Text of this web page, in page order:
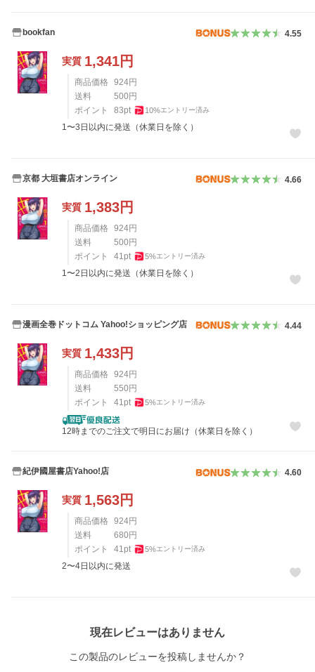
bookfan 4.55
実質 1,341円
商品価格 924円
送料
500円
ポイント
83pt 10%エントリー済み
1〜3日以内に発送（休業日を除く）
京都 大垣書店オンライン 4.66
実質 1,383円
商品価格 924円
送料
500円
ポイント
41 pt 5%エントリー済み
1〜2日以内に発送（休業日を除く）
漫画全巻ドットコム Yahoo!ショッピング店 4.44
実質 1,433円
商品価格 924円
送料
550円
ポイント
41 pt 5%エントリー済み
12時までのご注文で明日にお届け（休業日を除く）
紀伊國屋書店Yahoo!店 4.60
実質 1,563円
商品価格 924円
送料
680 円
ポイント
41pt 5%エントリー済み
2〜4日以内に発送
現在レビューはありません
この製品のレビューを投稿しませんか？